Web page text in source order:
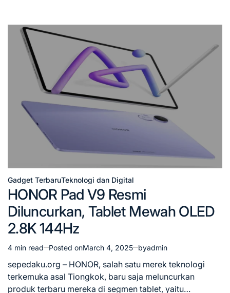
Posted
in
Gadget TerbaruTeknologi dan Digital
HONOR Pad V9 Resmi
Diluncurkan, Tablet Mewah OLED
2.8K 144Hz
Estimated
read
time
4 min read Posted onMarch 4, 2025 byadmin
sepedaku.org – HONOR, salah satu merek teknologi
terkemuka asal Tiongkok, baru saja meluncurkan
produk terbaru mereka di segmen tablet, yaitu…